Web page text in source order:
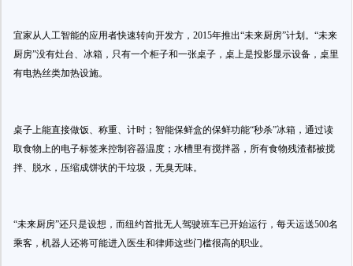
宜家从人工智能的应用者快速转向开发方，2015年推出“未来厨房”计划。“未来
厨房”没有灶台、冰箱，只有一个柜子和一张桌子，桌上是投影显示设备，桌里
有电热丝类加热设施。
桌子上能直接做饭、称重、计时；智能保鲜盒的保鲜功能“秒杀”冰箱，通过读
取食物上的电子标签来控制容器温度；水槽里有搅拌器，所有食物残渣都被搅
拌、脱水，压缩成饼状的干垃圾，无臭无味。
“未来厨房”还只是设想，而纽约首批无人驾驶班车已开始运行，每天运送500名
乘客，机器人还将可能进入医生和律师这些门槛很高的职业。